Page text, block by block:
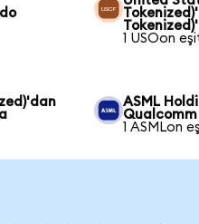
1 USOon
ASML
1 ASMLon